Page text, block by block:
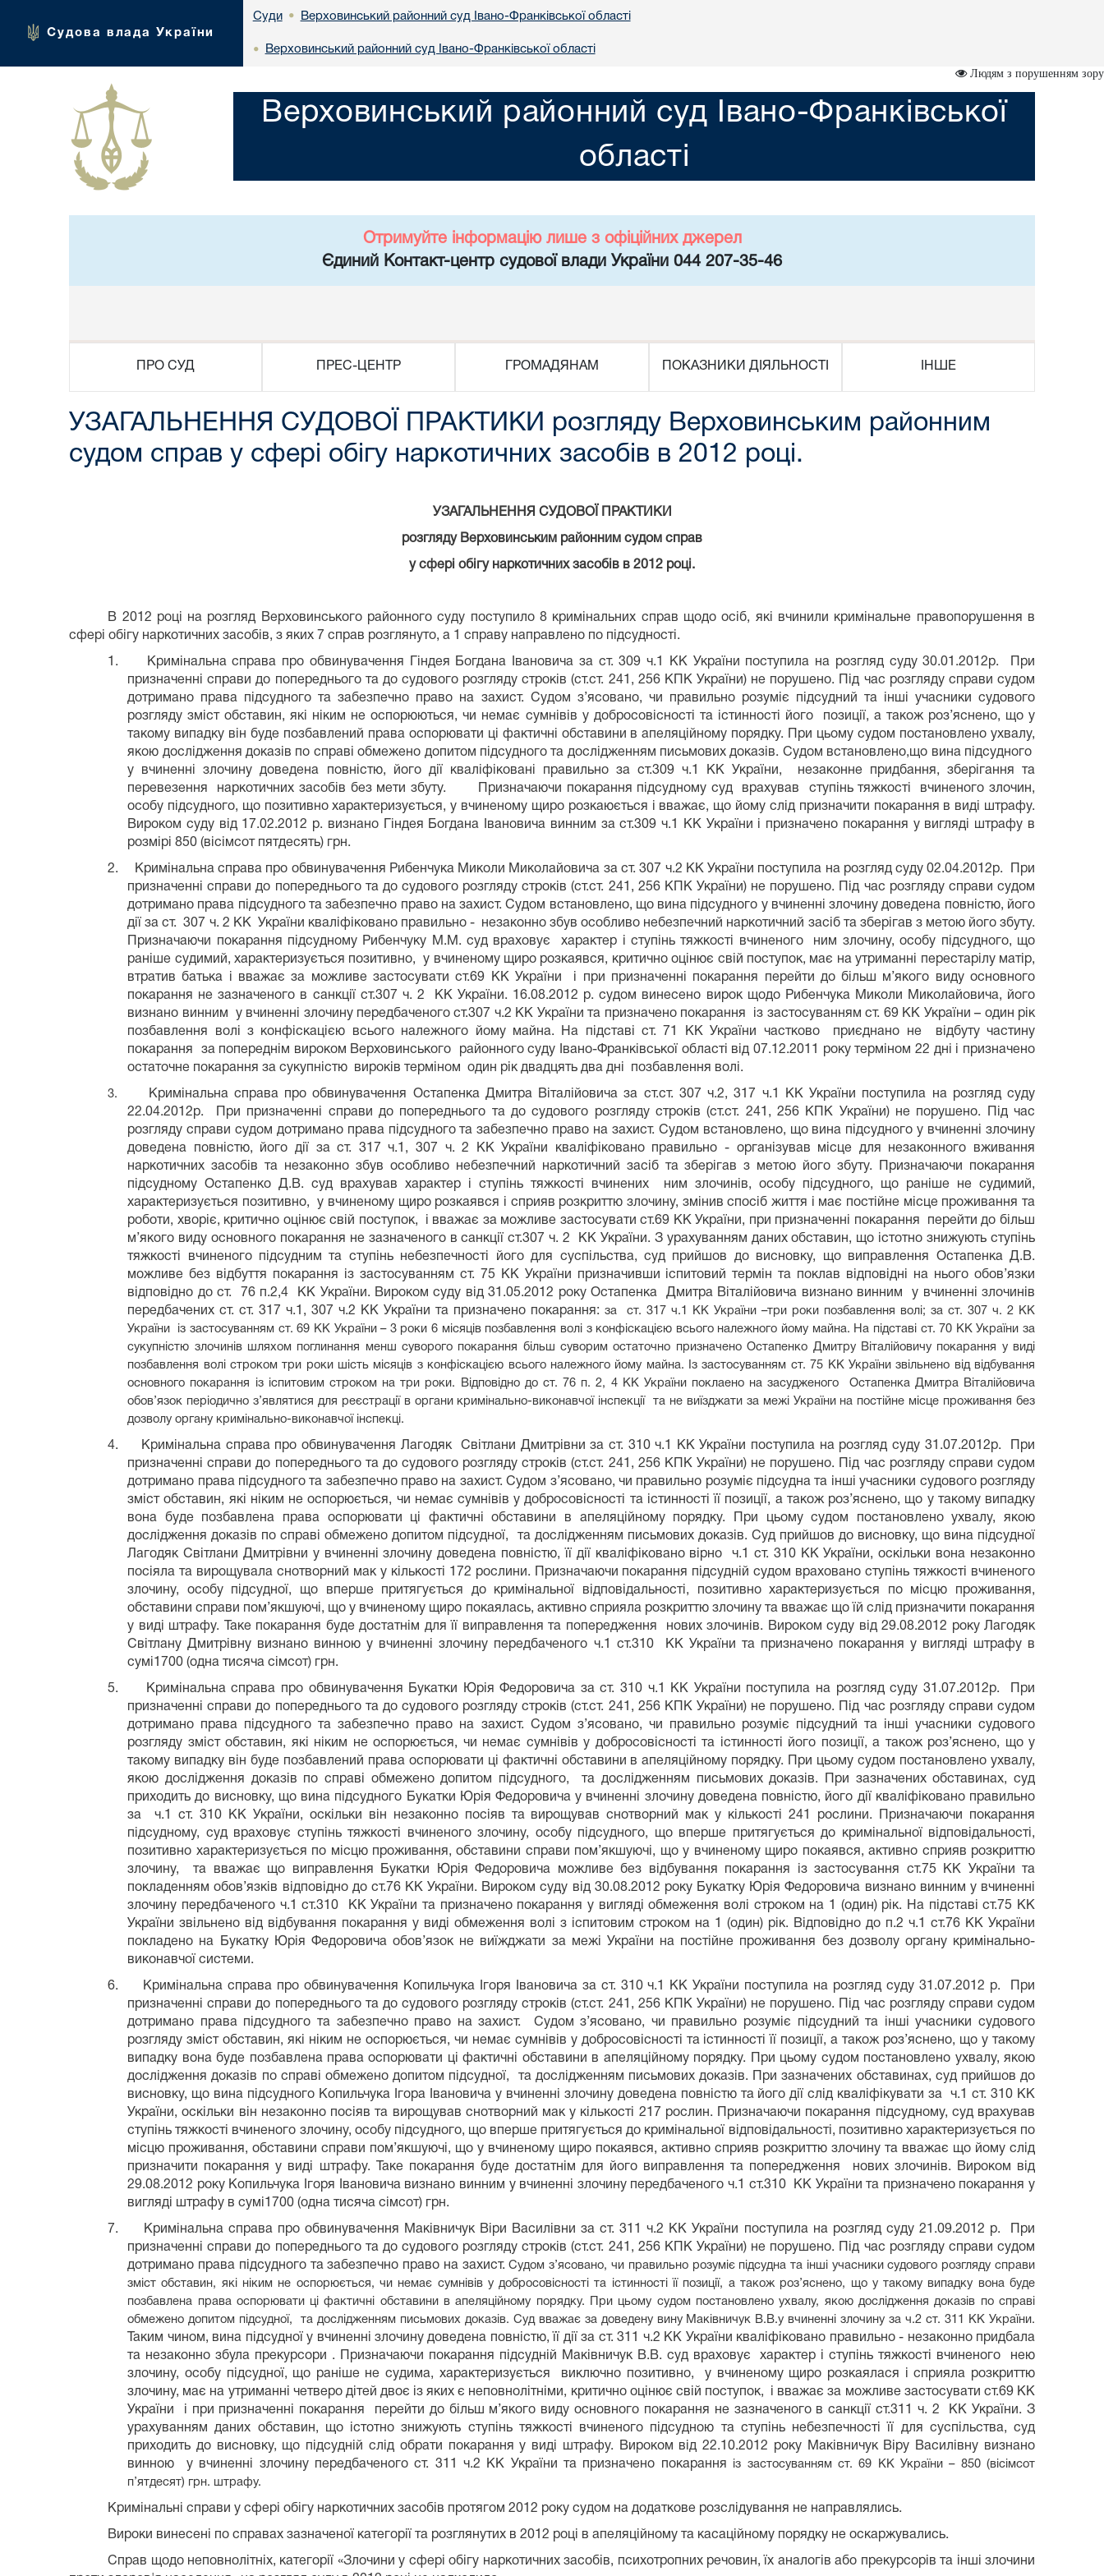
Судова влада України
Суди • Верховинський районний суд Івано-Франківської області
• Верховинський районний суд Івано-Франківської області
Людям з порушенням зору
Верховинський районний суд Івано-Франківської
області
Отримуйте інформацію лише з офіційних джерел
Єдиний Контакт-центр судової влади України 044 207-35-46
ПРО СУД ПРЕС-ЦЕНТР ГРОМАДЯНАМ ПОКАЗНИКИ ДІЯЛЬНОСТІ ІНШЕ
УЗАГАЛЬНЕННЯ СУДОВОЇ ПРАКТИКИ розгляду Верховинським районним
судом справ у сфері обігу наркотичних засобів в 2012 році.
УЗАГАЛЬНЕННЯ СУДОВОЇ ПРАКТИКИ
розгляду Верховинським районним судом справ
у сфері обігу наркотичних засобів в 2012 році.
В 2012 році на розгляд Верховинського районного суду поступило 8 кримінальних справ щодо осіб, які вчинили кримінальне правопорушення в
сфері обігу наркотичних засобів, з яких 7 справ розглянуто, а 1 справу направлено по підсудності.
1.
Кримінальна справа про обвинувачення Гіндея Богдана Івановича за ст. 309 ч.1 КК України поступила на розгляд суду 30.01.2012р. При
призначенні справи до попереднього та до судового розгляду строків (ст.ст. 241, 256 КПК України) не порушено. Під час розгляду справи судом
дотримано права підсудного та забезпечно право на захист. Судом з’ясовано, чи правильно розуміє підсудний та інші учасники судового
розгляду зміст обставин, які ніким не оспорюються, чи немає сумнівів у добросовісності та істинності його позиції, а також роз’яснено, що у
такому випадку він буде позбавлений права оспорювати ці фактичні обставини в апеляційному порядку.
При цьому судом постановлено ухвалу,
якою дослідження доказів по справі обмежено допитом підсудного та дослідженням письмових доказів. Судом встановлено,що вина підсудного
у вчиненні злочину доведена повністю, його дії кваліфіковані правильно за ст.309 ч.1 КК України, незаконне придбання, зберігання та
перевезення наркотичних засобів без мети збуту. Призначаючи покарання підсудному суд врахував ступінь тяжкості вчиненого злочин,
особу підсудного, що позитивно характеризується, у вчиненому щиро розкаюється і вважає, що йому слід призначити покарання в виді штрафу.
Вироком суду від 17.02.2012 р. визнано Гіндея Богдана Івановича винним за ст.309 ч.1 КК України і призначено покарання у вигляді штрафу в
розмірі 850 (вісімсот пятдесять) грн.
2.
Кримінальна справа про обвинувачення Рибенчука Миколи Миколайовича за ст. 307 ч.2 КК України поступила на розгляд суду 02.04.2012р. При
призначенні справи до попереднього та до судового розгляду строків (ст.ст. 241, 256 КПК України) не порушено. Під час розгляду справи судом
дотримано права підсудного та забезпечно право на захист.Судом встановлено, що вина підсудного у вчиненні злочину доведена повністю, його
дії за ст. 307 ч. 2 КК України кваліфіковано правильно - незаконно збув особливо небезпечний наркотичний засіб та зберігав з метою його збуту.
Призначаючи покарання підсудному Рибенчуку М.М. суд враховує характер і ступінь тяжкості вчиненого ним злочину, особу підсудного, що
раніше судимий, характеризується позитивно, у вчиненому щиро розкаявся, критично оцінює свій поступок, має на утриманні перестарілу матір,
втратив батька і вважає за можливе застосувати ст.69 КК України і при призначенні покарання перейти до більш м’якого виду основного
покарання не зазначеного в санкції ст.307 ч. 2 КК України. 16.08.2012 р. судом винесено вирок щодо Рибенчука Миколи Миколайовича, його
визнано винним у вчиненні злочину передбаченого ст.307 ч.2 КК України та призначено покарання із застосуванням ст. 69 КК України – один рік
позбавлення волі з конфіскацією всього належного йому майна. На підставі ст. 71 КК України частково приєднано не відбуту частину
покарання за попереднім вироком Верховинського районного суду Івано-Франківської області від 07.12.2011 року терміном 22 дні і призначено
остаточне покарання за сукупністю вироків терміном один рік двадцять два дні позбавлення волі.
3.
Кримінальна справа про обвинувачення Остапенка Дмитра Віталійовича за ст.ст. 307 ч.2, 317 ч.1 КК України поступила на розгляд суду
22.04.2012р. При призначенні справи до попереднього та до судового розгляду строків (ст.ст. 241, 256 КПК України) не порушено. Під час
розгляду справи судом дотримано права підсудного та забезпечно право на захист. Судом встановлено, що вина підсудного у вчиненні злочину
доведена повністю, його дії за ст. 317 ч.1, 307 ч. 2 КК України кваліфіковано правильно - організував місце для незаконного вживання
наркотичних засобів та незаконно збув особливо небезпечний наркотичний засіб та зберігав з метою його збуту. Призначаючи покарання
підсудному Остапенко Д.В. суд врахував характер і ступінь тяжкості вчинених ним злочинів, особу підсудного, що раніше не судимий,
характеризується позитивно, у вчиненому щиро розкаявся і сприяв розкриттю злочину, змінив спосіб життя і має постійне місце проживання та
роботи, хворіє, критично оцінює свій поступок, і вважає за можливе застосувати ст.69 КК України, при призначенні покарання перейти до більш
м’якого виду основного покарання не зазначеного в санкції ст.307 ч. 2 КК України. З урахуванням даних обставин, що істотно знижують ступінь
тяжкості вчиненого підсудним та ступінь небезпечності його для суспільства, суд прийшов до висновку, що виправлення Остапенка Д.В.
можливе без відбуття покарання із застосуванням ст. 75 КК України призначивши іспитовий термін та поклав відповідні на нього обов’язки
відповідно до ст. 76 п.2,4 КК України. Вироком суду від 31.05.2012 року Остапенка Дмитра Віталійовича визнано винним у вчиненні злочинів
передбачених ст. ст. 317 ч.1, 307 ч.2 КК України та призначено покарання: за ст. 317 ч.1 КК України –три роки позбавлення волі; за ст. 307 ч. 2 КК
України із застосуванням ст. 69 КК України – 3 роки 6 місяців позбавлення волі з конфіскацією всього належного йому майна. На підставі ст. 70 КК України за
сукупністю злочинів шляхом поглинання менш суворого покарання більш суворим остаточно призначено Остапенко Дмитру Віталійовичу покарання у виді
позбавлення волі строком три роки шість місяців з конфіскацією всього належного йому майна.
Із застосуванням ст. 75 КК України звільнено від відбування
основного покарання із іспитовим строком на три роки. Відповідно до ст. 76 п. 2, 4 КК України поклаено на засудженого Остапенка Дмитра Віталійовича
обов’язок періодично з’являтися для реєстрації в органи кримінально-виконавчої інспекції та не виїзджати за межі України на постійне місце проживання без
дозволу органу кримінально-виконавчої інспекці.
4.
Кримінальна справа про обвинувачення Лагодяк Світлани Дмитрівни за ст. 310 ч.1 КК України поступила на розгляд суду 31.07.2012р. При
призначенні справи до попереднього та до судового розгляду строків (ст.ст. 241, 256 КПК України) не порушено. Під час розгляду справи судом
дотримано права підсудного та забезпечно право на захист. Судом з’ясовано, чи правильно розуміє підсудна та інші учасники судового розгляду
зміст обставин, які ніким не оспорюється, чи немає сумнівів у добросовісності та істинності її позиції, а також роз’яснено, що у такому випадку
вона буде позбавлена права оспорювати ці фактичні обставини в апеляційному порядку.
При цьому судом постановлено ухвалу, якою
дослідження доказів по справі обмежено допитом підсудної, та дослідженням письмових доказів. Суд прийшов до висновку, що вина підсудної
Лагодяк Світлани Дмитрівни у вчиненні злочину доведена повністю, її дії кваліфіковано вірно ч.1 ст. 310 КК України, оскільки вона незаконно
посіяла та вирощувала снотворний мак у кількості 172 рослини. Призначаючи покарання підсудній судом враховано ступінь тяжкості вчиненого
злочину, особу підсудної, що вперше притягується до кримінальної відповідальності, позитивно характеризується по місцю проживання,
обставини справи пом’якшуючі, що у вчиненому щиро покаялась, активно сприяла розкриттю злочину та вважає що їй слід призначити покарання
у виді штрафу. Таке покарання буде достатнім для її виправлення та попередження нових злочинів. Вироком суду від 29.08.2012 року Лагодяк
Світлану Дмитрівну визнано винною у вчиненні злочину передбаченого ч.1 ст.310 КК України та призначено покарання у вигляді штрафу в
сумі1700 (одна тисяча сімсот) грн.
5.
Кримінальна справа про обвинувачення Букатки Юрія Федоровича за ст. 310 ч.1 КК України поступила на розгляд суду 31.07.2012р. При
призначенні справи до попереднього та до судового розгляду строків (ст.ст. 241, 256 КПК України) не порушено. Під час розгляду справи судом
дотримано права підсудного та забезпечно право на захист. Судом з’ясовано, чи правильно розуміє підсудний та інші учасники судового
розгляду зміст обставин, які ніким не оспорюється, чи немає сумнівів у добросовісності та істинності його позиції, а також роз’яснено, що у
такому випадку він буде позбавлений права оспорювати ці фактичні обставини в апеляційному порядку.
При цьому судом постановлено ухвалу,
якою дослідження доказів по справі обмежено допитом підсудного, та дослідженням письмових доказів. При зазначених обставинах, суд
приходить до висновку, що вина підсудного Букатки Юрія Федоровича у вчиненні злочину доведена повністю, його дії кваліфіковано правильно
за ч.1 ст. 310 КК України, оскільки він незаконно посіяв та вирощував снотворний мак у кількості 241 рослини. Призначаючи покарання
підсудному, суд враховує ступінь тяжкості вчиненого злочину, особу підсудного, що вперше притягується до кримінальної відповідальності,
позитивно характеризується по місцю проживання, обставини справи пом’якшуючі, що у вчиненому щиро покаявся, активно сприяв розкриттю
злочину, та вважає що виправлення Букатки Юрія Федоровича можливе без відбування покарання із застосування ст.75 КК України та
покладенням обов’язків відповідно до ст.76 КК України. Вироком суду від 30.08.2012 року Букатку Юрія Федоровича визнано винним у вчиненні
злочину передбаченого ч.1 ст.310 КК України та призначено покарання у вигляді обмеження волі строком на 1 (один) рік. На підставі ст.75 КК
України звільнено від відбування покарання у виді обмеження волі з іспитовим строком на 1 (один) рік. Відповідно до п.2 ч.1 ст.76 КК України
покладено на Букатку Юрія Федоровича обов’язок не виїжджати за межі України на постійне проживання без дозволу органу кримінально-
виконавчої системи.
6.
Кримінальна справа про обвинувачення Копильчука Ігоря Івановича за ст. 310 ч.1 КК України поступила на розгляд суду 31.07.2012 р. При
призначенні справи до попереднього та до судового розгляду строків (ст.ст. 241, 256 КПК України) не порушено. Під час розгляду справи судом
дотримано права підсудного та забезпечно право на захист. Судом з’ясовано, чи правильно розуміє підсудний та інші учасники судового
розгляду зміст обставин, які ніким не оспорюється, чи немає сумнівів у добросовісності та істинності її позиції, а також роз’яснено, що у такому
випадку вона буде позбавлена права оспорювати ці фактичні обставини в апеляційному порядку. При цьому судом постановлено ухвалу, якою
дослідження доказів по справі обмежено допитом підсудної, та дослідженням письмових доказів. При зазначених обставинах, суд прийшов до
висновку, що вина підсудного Копильчука Ігора Івановича у вчиненні злочину доведена повністю та його дії слід кваліфікувати за ч.1 ст. 310 КК
України, оскільки він незаконно посіяв та вирощував снотворний мак у кількості 217 рослин. Призначаючи покарання підсудному, суд врахував
ступінь тяжкості вчиненого злочину, особу підсудного, що вперше притягується до кримінальної відповідальності, позитивно характеризується по
місцю проживання, обставини справи пом’якшуючі, що у вчиненому щиро покаявся, активно сприяв розкриттю злочину та вважає що йому слід
призначити покарання у виді штрафу. Таке покарання буде достатнім для його виправлення та попередження нових злочинів. Вироком від
29.08.2012 року Копильчука Ігоря Івановича визнано винним у вчиненні злочину передбаченого ч.1 ст.310 КК України та призначено покарання у
вигляді штрафу в сумі1700 (одна тисяча сімсот) грн.
7.
Кримінальна справа про обвинувачення Маківничук Віри Василівни за ст. 311 ч.2 КК України поступила на розгляд суду 21.09.2012 р. При
призначенні справи до попереднього та до судового розгляду строків (ст.ст. 241, 256 КПК України) не порушено. Під час розгляду справи судом
дотримано права підсудного та забезпечно право на захист.Судом з’ясовано, чи правильно розуміє підсудна та інші учасники судового розгляду справи
зміст обставин, які ніким не оспорюється, чи немає сумнівів у добросовісності та істинності її позиції, а також роз’яснено, що у такому випадку вона буде
позбавлена права оспорювати ці фактичні обставини в апеляційному порядку.
При цьому судом постановлено ухвалу, якою дослідження доказів по справі
обмежено допитом підсудної, та дослідженням письмових доказів. Суд вважає за доведену вину Маківничук В.В.у вчиненні злочину за ч.2 ст. 311 КК України.
Таким чином, вина підсудної у вчиненні злочину доведена повністю, її дії за ст. 311 ч.2 КК України кваліфіковано правильно - незаконно придбала
та незаконно збула прекурсори . Призначаючи покарання підсудній Маківничук В.В. суд враховує характер і ступінь тяжкості вчиненого нею
злочину, особу підсудної, що раніше не судима, характеризується виключно позитивно, у вчиненому щиро розкаялася і сприяла розкриттю
злочину, має на утриманні четверо дітей двоє із яких є неповнолітніми, критично оцінює свій поступок, і вважає за можливе застосувати ст.69 КК
України і при призначенні покарання перейти до більш м’якого виду основного покарання не зазначеного в санкції ст.311 ч. 2 КК України. З
урахуванням даних обставин, що істотно знижують ступінь тяжкості вчиненого підсудною та ступінь небезпечності її для суспільства, суд
приходить до висновку, що підсудній слід обрати покарання у виді штрафу. Вироком від 22.10.2012 року Маківничук Віру Василівну визнано
винною у вчиненні злочину передбаченого ст. 311 ч.2 КК України та призначено покарання із застосуванням ст. 69 КК України – 850 (вісімсот
п’ятдесят) грн. штрафу.
Кримінальні справи у сфері обігу наркотичних засобів протягом 2012 року судом на додаткове розслідування не направлялись.
Вироки винесені по справах зазначеної категорії та розглянутих в 2012 році в апеляційному та касаційному порядку не оскаржувались.
Справ щодо неповнолітніх, категорії «Злочини у сфері обігу наркотичних засобів, психотропних речовин, їх аналогів або прекурсорів та інші злочини